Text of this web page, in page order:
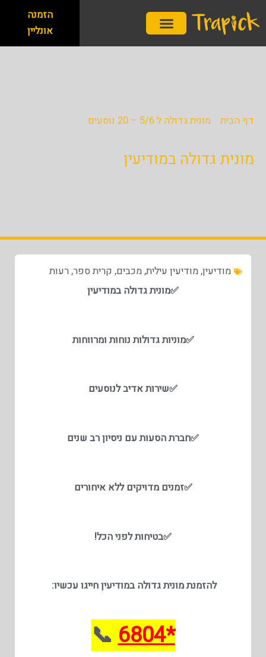
לתוכן
הזמנה
אונליין
דף הבית» מונית גדולה ל 5/6 – 20 נוסעים
מונית גדולה במודיעין
מודיעין,מודיעין עילית,מכבים, קרית ספר,רעות
✅מונית גדולה במודיעין
✅מוניות גדולות נוחות ומרווחות
✅שירות אדיב לנוסעים
✅חברת הסעות עם ניסיון רב שנים
✅זמנים מדויקים ללא איחורים
✅בטיחות לפני הכל!
להזמנת מונית גדולה במודיעיןחייגו עכשיו:
*6804
📞